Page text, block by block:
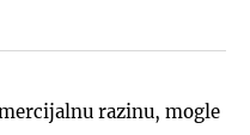
razinu, mogle